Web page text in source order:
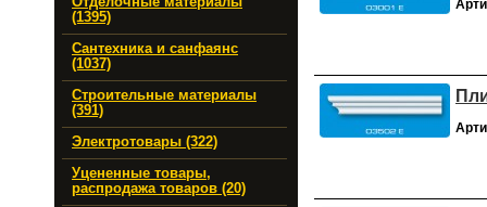
(1395)
Сантехника и санфаянс
(1037)
Строительные материалы
(391)
Электротовары (322)
Уцененные товары,
распродажа товаров (20)